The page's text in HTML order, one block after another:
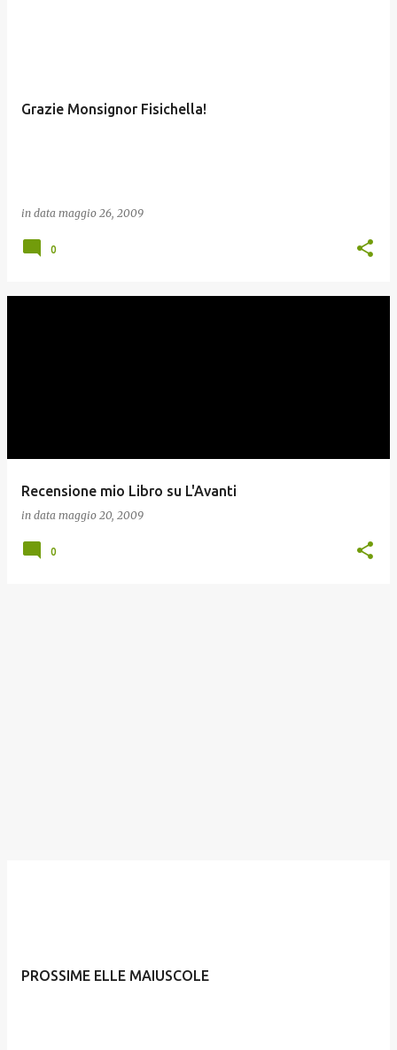
Grazie Monsignor Fisichella!
in data maggio 26, 2009
0
Recensione mio Libro su L'Avanti
in data maggio 20, 2009
0
PROSSIME ELLE MAIUSCOLE